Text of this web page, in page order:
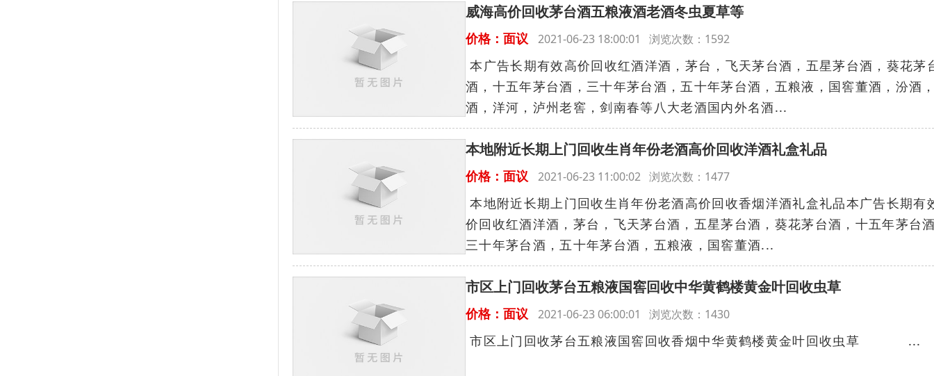
威海高价回收茅台酒五粮液酒老酒冬虫夏草等
价格：面议 2021-06-23 18:00:01 浏览次数：1592
本广告长期有效高价回收红酒洋酒，茅台，飞天茅台酒，五星茅台酒，葵花茅
酒，十五年茅台酒，三十年茅台酒，五十年茅台酒，五粮液，国窖董酒，汾酒
酒，洋河，泸州老窖，剑南春等八大老酒国内外名酒...
本地附近长期上门回收生肖年份老酒高价回收洋酒礼盒礼品
价格：面议 2021-06-23 11:00:02 浏览次数：1477
本地附近长期上门回收生肖年份老酒高价回收香烟洋酒礼盒礼品本广告长期有
价回收红酒洋酒，茅台，飞天茅台酒，五星茅台酒，葵花茅台酒，十五年茅台
三十年茅台酒，五十年茅台酒，五粮液，国窖董酒...
市区上门回收茅台五粮液国窖回收中华黄鹤楼黄金叶回收虫草
价格：面议 2021-06-23 06:00:01 浏览次数：1430
市区上门回收茅台五粮液国窖回收香烟中华黄鹤楼黄金叶回收虫草 ...